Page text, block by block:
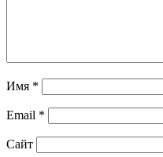
Имя *
Email *
Сайт